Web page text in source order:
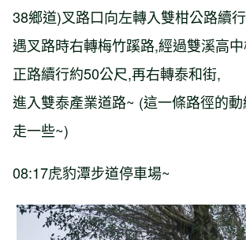
38鄉道)叉路口向左轉入雙柑公路續
遇叉路時右轉梅竹蹊路,經過雙溪高
正路續行約50公尺,再右轉泰和街,
進入雙泰產業道路~ (這一條路徑的
走一些~)
08:17虎豹潭步道停車場~